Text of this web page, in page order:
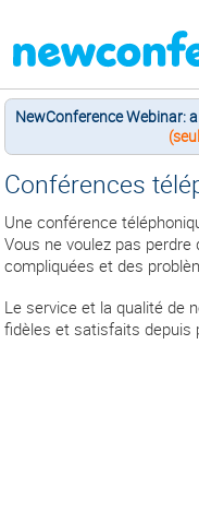
NewConference Webinar:
Conférences
Une conférence
Vous ne voulez pas
compliquées et des
Le service et la qualité de
fidèles et satisfaits depuis